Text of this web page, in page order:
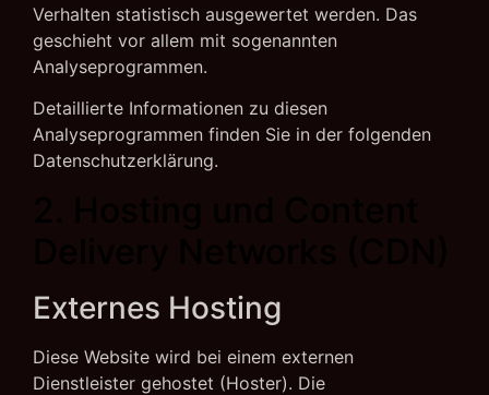
Verhalten statistisch ausgewertet werden. Das
geschieht vor allem mit sogenannten
Analyseprogrammen.
Detaillierte Informationen zu diesen
Analyseprogrammen finden Sie in der folgenden
Datenschutzerklärung.
Externes Hosting
Diese Website wird bei einem externen
Dienstleister gehostet (Hoster). Die